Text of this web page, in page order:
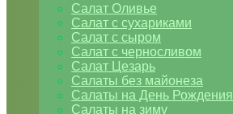
Салат Оливье
Салат с сухариками
Салат с сыром
Салат с черносливом
Салат Цезарь
Салаты без майонеза
Салаты на День Рождения
Салаты на зиму